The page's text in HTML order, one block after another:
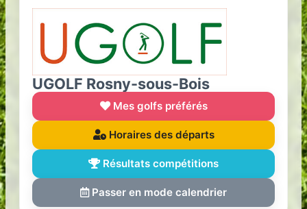
UGOLF Rosny-sous-Bois
Mes golfs préférés
Horaires des départs
Résultats compétitions
Passer en mode calendrier